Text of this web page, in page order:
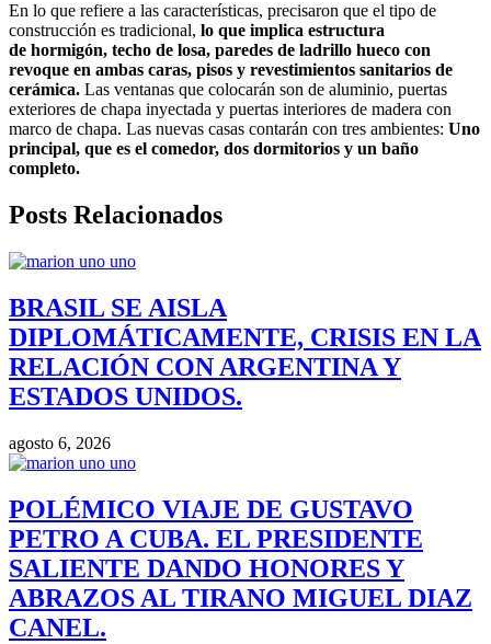
En lo que refiere a las características, precisaron que el tipo de
construcción es tradicional, lo que implica estructura
de hormigón, techo de losa, paredes de ladrillo hueco con
revoque en ambas caras, pisos y revestimientos sanitarios de
cerámica. Las ventanas que colocarán son de aluminio, puertas
exteriores de chapa inyectada y puertas interiores de madera con
marco de chapa. Las nuevas casas contarán con tres ambientes: Uno
principal, que es el comedor, dos dormitorios y un baño
completo.
Posts Relacionados
BRASIL SE AISLA
DIPLOMÁTICAMENTE, CRISIS EN LA
RELACIÓN CON ARGENTINA Y
ESTADOS UNIDOS.
agosto 6, 2026
POLÉMICO VIAJE DE GUSTAVO
PETRO A CUBA. EL PRESIDENTE
SALIENTE DANDO HONORES Y
ABRAZOS AL TIRANO MIGUEL DIAZ
CANEL.